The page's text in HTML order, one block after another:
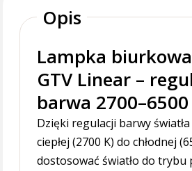
Opis
Lampka
GTV Linear –
barwa 2700–6500
Dzięki regulacji barwy
ciepłej (2700 K) do chłodnej
dostosować światło do